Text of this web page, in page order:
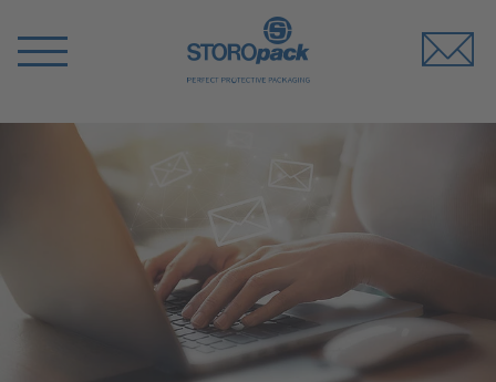
Switch